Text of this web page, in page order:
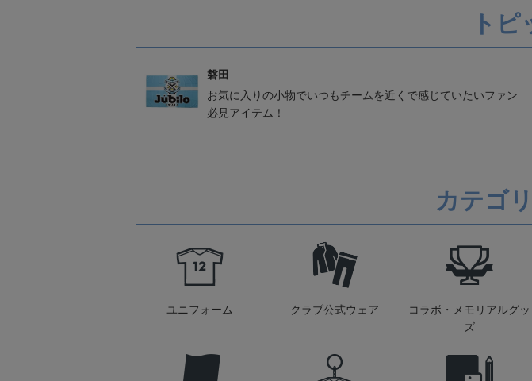
トピ
磐田
お気に入りの小物でいつもチームを近くで感じていたいファン
必見アイテム！
カテゴ
ユニフォーム クラブ公式ウェア
コラボ・メモリアルグッ
ズ